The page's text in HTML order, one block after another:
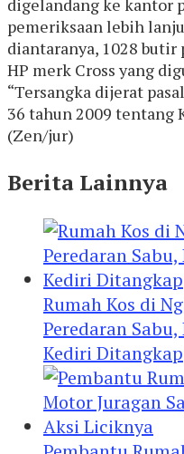
pemeriksaan lebih
diantaranya, 1028 butir
HP merk Cross yang
“Tersangka dijerat
36 tahun 2009 tentang
(Zen/jur)
Berita Lainnya
Rumah Kos di
Peredaran
Kediri Ditangkap